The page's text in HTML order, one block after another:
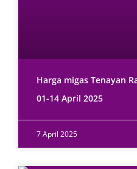
Harga migas Tenayan
01-14 April 2025
7 April 2025